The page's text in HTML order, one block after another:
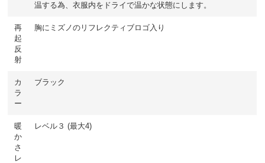
温する為、衣服内をドライで温かな状態にします。
再
起
反
射
胸にミズノのリフレクティブロゴ入り
カ
ラ
ー
ブラック
暖
か
さ
レ
レベル３ (最大4)